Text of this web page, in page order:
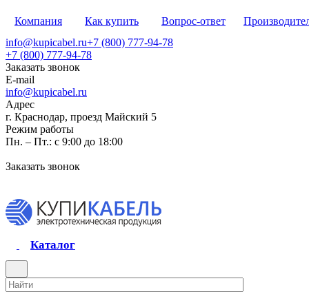
Компания Как купить Вопрос-ответ
info@kupicabel.ru+7 (800) 777-94-78
+7 (800) 777-94-78
Заказать звонок
E-mail
info@kupicabel.ru
Адрес
г. Краснодар, проезд Майский 5
Режим работы
Пн. – Пт.: с 9:00 до 18:00
Заказать звонок
Каталог